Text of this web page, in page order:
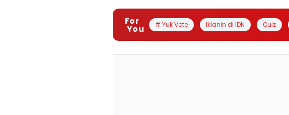
For
You # Yuk Vote Iklanin di IDN Quiz